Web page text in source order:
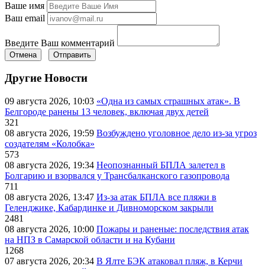
Ваше имя
Ваш email
Введите Ваш комментарий
Отмена Отправить
Другие Новости
09 августа 2026, 10:03 «Одна из самых страшных атак». В
Белгороде ранены 13 человек, включая двух детей
321
08 августа 2026, 19:59 Возбуждено уголовное дело из-за угроз
создателям «Колобка»
573
08 августа 2026, 19:34 Неопознанный БПЛА залетел в
Болгарию и взорвался у Трансбалканского газопровода
711
08 августа 2026, 13:47 Из-за атак БПЛА все пляжи в
Геленджике, Кабардинке и Дивноморском закрыли
2481
08 августа 2026, 10:00 Пожары и раненые: последствия атак
на НПЗ в Самарской области и на Кубани
1268
07 августа 2026, 20:34 В Ялте БЭК атаковал пляж, в Керчи